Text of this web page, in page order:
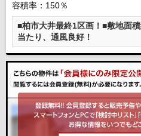
容積率：150％
■柏市大井最終1区画！■敷地面
当たり、通風良好！